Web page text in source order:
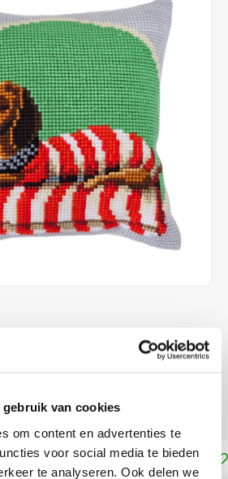
gebruik van cookies
om content en advertenties te
voor social media te bieden
te analyseren. Ook delen we
WEKEN
aan winkelwagen